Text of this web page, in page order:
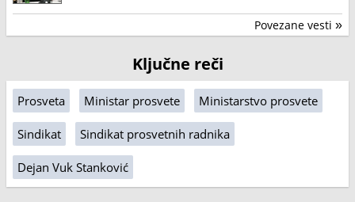
Povezane vesti »
Ključne reči
Prosveta Ministar prosvete Ministarstvo prosvete
Sindikat Sindikat prosvetnih radnika
Dejan Vuk Stanković